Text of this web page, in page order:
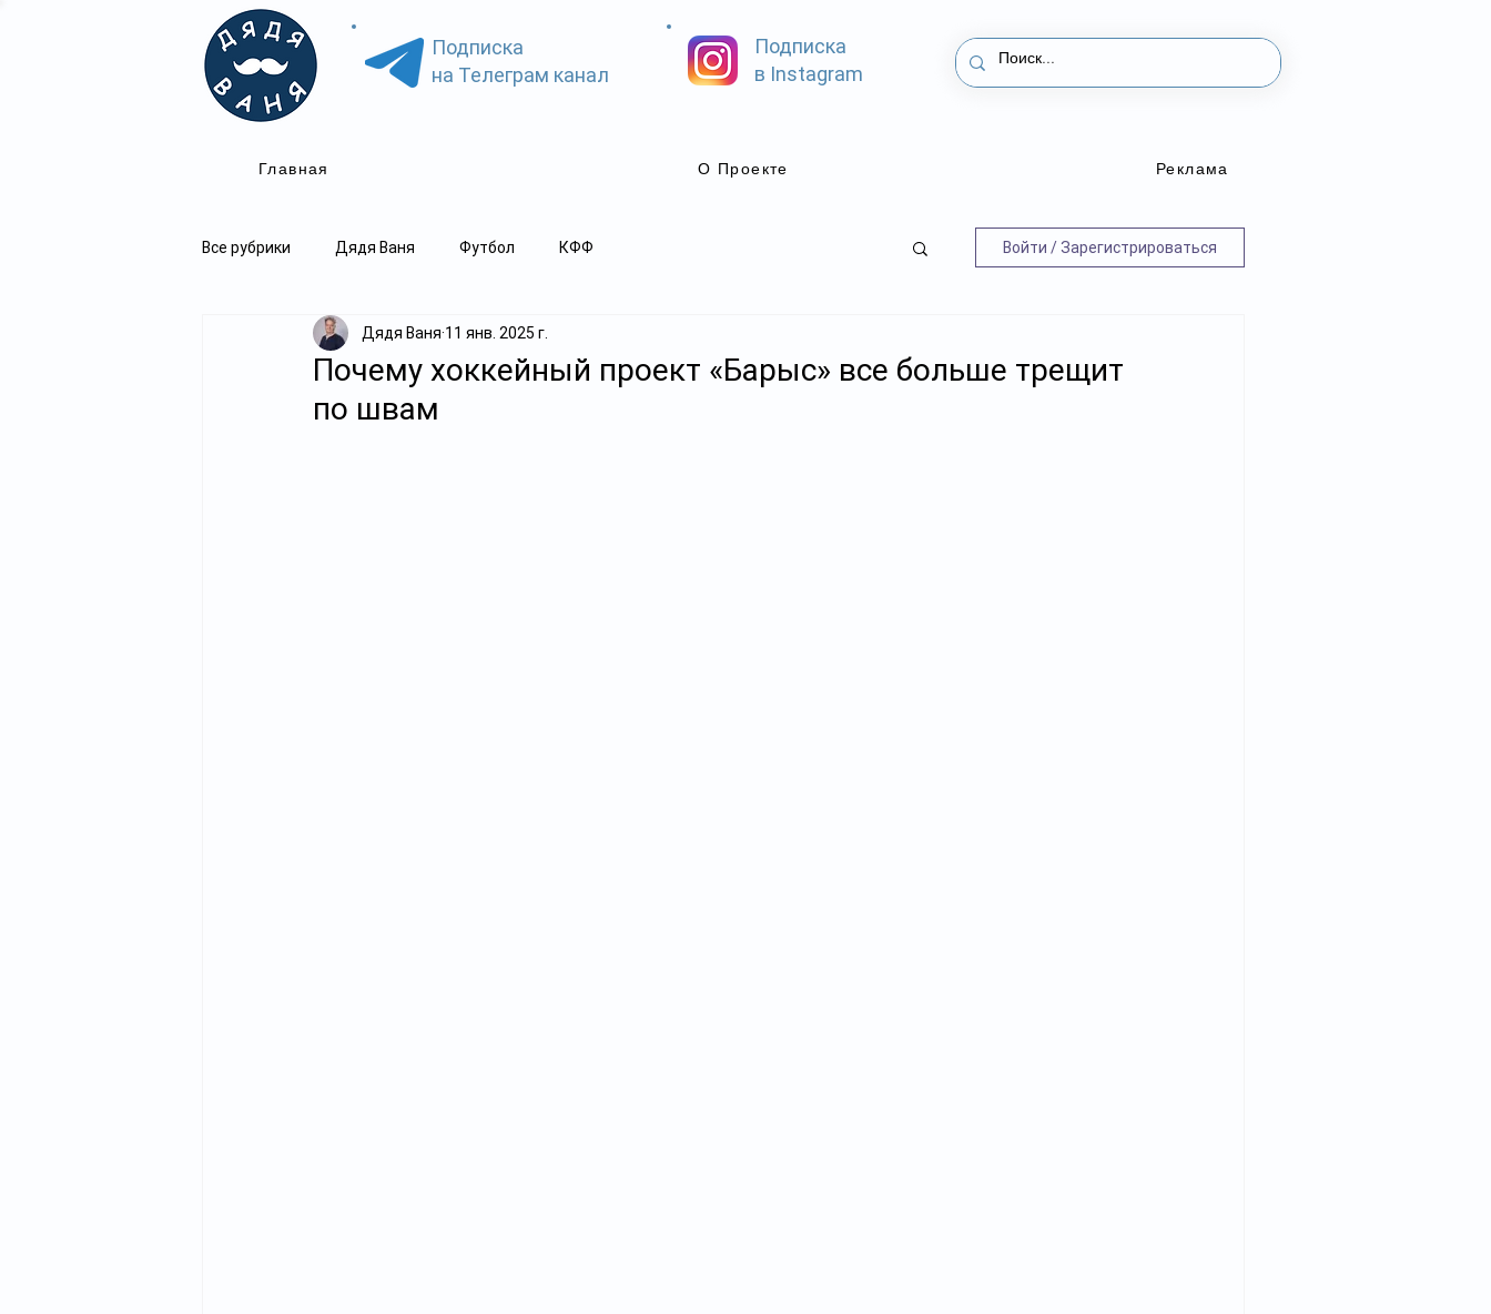
Подписка
на Телеграм канал
Главная
Подписка
в Instagram
О Проекте Реклама
Все рубрики Дядя Ваня Футбол КФФ Войти / Зарегистрироваться
Почему хоккейный проект «Барыс» все больше трещит
по швам
Дядя Ваня 11 янв. 2025 г.